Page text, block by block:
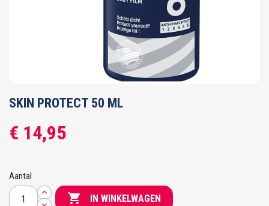
SKIN PROTECT 50 ML
€ 14,95
Aantal
 IN WINKELWAGEN